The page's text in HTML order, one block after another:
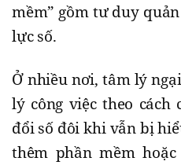
mềm” gồm tư duy
lực số.
Ở nhiều nơi, tâm lý
lý công việc theo cách
đổi số đôi khi vẫn bị
thêm phần mềm